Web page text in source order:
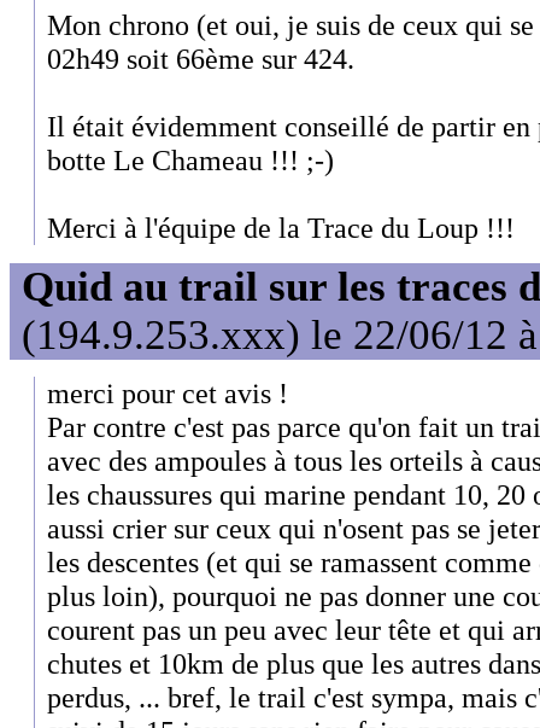
Mon chrono (et oui, je suis de ceux qui
02h49 soit 66ème sur 424.
Il était évidemment conseillé de partir
botte Le Chameau !!! ;-)
Merci à l'équipe de la Trace du Loup !!!
Quid au trail sur les traces
(194.9.253.xxx) le 22/06/12
merci pour cet avis !
Par contre c'est pas parce qu'on fait un
avec des ampoules à tous les orteils à
les chaussures qui marine pendant 10,
aussi crier sur ceux qui n'osent pas se
les descentes (et qui se ramassent
plus loin), pourquoi ne pas donner une
courent pas un peu avec leur tête et qui
chutes et 10km de plus que les autres
perdus, ... bref, le trail c'est sympa, mais